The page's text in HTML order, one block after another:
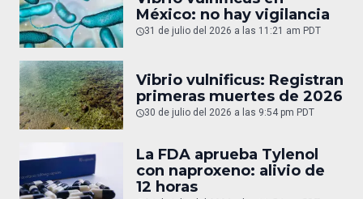
México: no hay vigilancia
31 de julio del 2026 a las 11:21 am PDT
Vibrio vulnificus: Registran
primeras muertes de 2026
30 de julio del 2026 a las 9:54 pm PDT
La FDA aprueba Tylenol
con naproxeno: alivio de
12 horas